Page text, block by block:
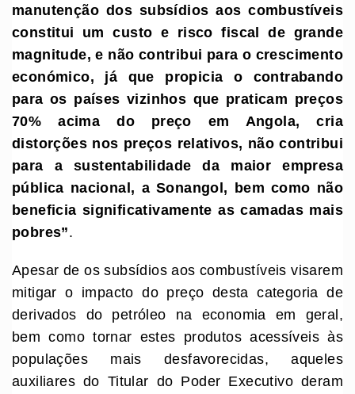
manutenção dos subsídios aos combustíveis
constitui um custo e risco fiscal de grande
magnitude, e não contribui para o crescimento
económico, já que propicia o contrabando
para os países vizinhos que praticam preços
70% acima do preço em Angola, cria
distorções nos preços relativos, não contribui
para a sustentabilidade da maior empresa
pública nacional, a Sonangol, bem como não
beneficia significativamente as camadas mais
pobres”.
Apesar de os subsídios aos combustíveis visarem
mitigar o impacto do preço desta categoria de
derivados do petróleo na economia em geral,
bem como tornar estes produtos acessíveis às
populações mais desfavorecidas, aqueles
auxiliares do Titular do Poder Executivo deram